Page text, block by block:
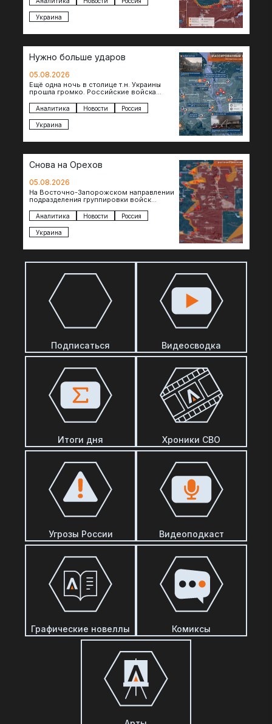
ожесточенные бои за окраины…
Украина
Нужно больше ударов
05.08.2026
Ещё одна ночь в столице т.н. Украины
прошла громко. Российские войска
объекты и предприятия в Киеве и
окрестностях….
Аналитика Новости Россия
Украина
Снова на Орехов
05.08.2026
На Восточно-Запорожском направлении
подразделения группировки войск
фронта. Взятая после продолжительного
наступления пауза позволила
восстановить боеспособность…
Аналитика Новости Россия
Украина
Подписаться Видеосводка
Итоги дня Хроники СВО
Угрозы России Видеоподкаст
Графические новеллы Комиксы